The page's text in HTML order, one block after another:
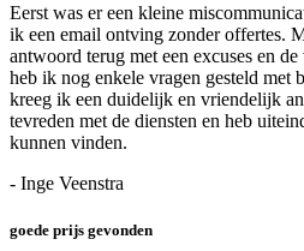
Eerst was er een kleine
ik een email ontving zonder offertes.
antwoord terug met een excuses en
heb ik nog enkele vragen gesteld met
kreeg ik een duidelijk en vriendelijk
tevreden met de diensten en heb
kunnen vinden.
- Inge Veenstra
goede prijs gevonden